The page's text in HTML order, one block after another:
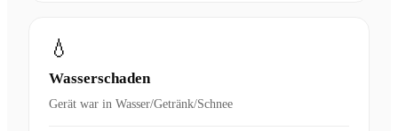
💧
Wasserschaden
Gerät war in Wasser/Getränk/Schnee